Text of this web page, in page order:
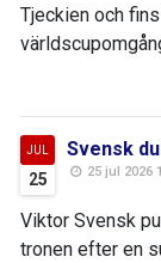
Tjeckien och
JUL
25
Svensk
25 jul 2026
Viktor Svensk
tronen efter en